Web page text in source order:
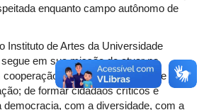
enquanto campo autônomo de
Instituto de Artes da Universidade
em sua missão de atuar na
com os outros níveis e
de formar cidadãos críticos e
com a diversidade, com a